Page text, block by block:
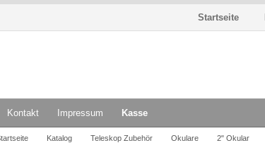
Startseite
Kontakt Impressum Kasse
Katalog Teleskop Zubehör Okulare 2" Okular